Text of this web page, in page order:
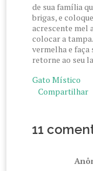
de sua família
brigas, e
acrescente mel
colocar a
vermelha e faça
retorne ao seu
Gato Místico
Compartilhar
11